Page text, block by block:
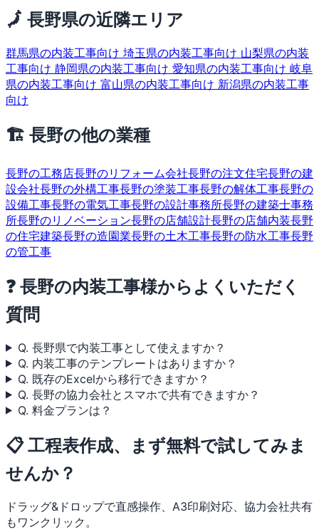
🗾 長野県の近隣エリア
群馬県の内装工事向け 埼玉県の内装工事向け 山梨県の内装
工事向け 静岡県の内装工事向け 愛知県の内装工事向け 岐阜
県の内装工事向け 富山県の内装工事向け 新潟県の内装工事
向け
🏗 長野の他の業種
長野の工務店長野のリフォーム会社長野の注文住宅長野の建
設会社長野の外構工事長野の塗装工事長野の解体工事長野の
設備工事長野の電気工事長野の設計事務所長野の建築士事務
所長野のリノベーション長野の店舗設計長野の店舗内装長野
の住宅建築長野の造園業長野の土木工事長野の防水工事長野
の管工事
❓ 長野の内装工事様からよくいただく
質問
Q. 長野県で内装工事として使えますか？
Q. 内装工事のテンプレートはありますか？
Q. 既存のExcelから移行できますか？
Q. 長野の協力会社とスマホで共有できますか？
Q. 料金プランは？
📋 工程表作成、まず無料で試してみま
せんか？
ドラッグ&ドロップで直感操作、A3印刷対応、協力会社共有
もワンクリック。